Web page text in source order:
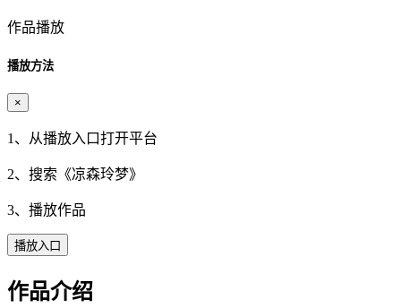
作品播放
播放方法
×
1、从播放入口打开平台
2、搜索《凉森玲梦》
3、播放作品
播放入口
作品介绍